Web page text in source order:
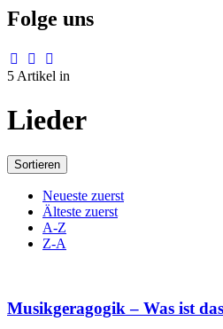
Folge uns
5 Artikel in
Lieder
Sortieren
Neueste zuerst
Älteste zuerst
A-Z
Z-A
Musikgeragogik – Was ist